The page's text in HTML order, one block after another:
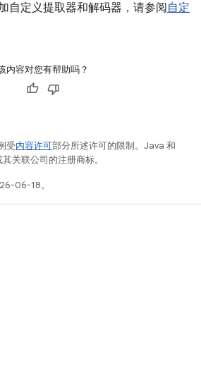
自定义提取器和解码器，请参阅 自定
内容对您有帮助吗？
受内容许可部分所述许可的限制。Java 和
关联公司的注册商标。
06-18。